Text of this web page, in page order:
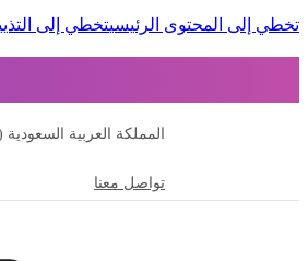
تخطي إلى المحتوى الرئيسيتخطي إلى
المملكة العربية
تواصل معنا